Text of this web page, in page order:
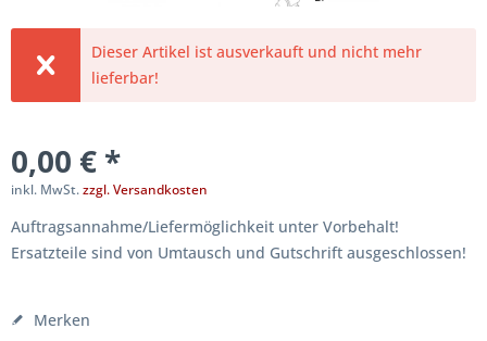
Dieser Artikel ist ausverkauft und nicht mehr
lieferbar!
0,00 € *
inkl. MwSt.zzgl. Versandkosten
Auftragsannahme/Liefermöglichkeit unter Vorbehalt!
Ersatzteile sind von Umtausch und Gutschrift ausgeschlossen!
Merken